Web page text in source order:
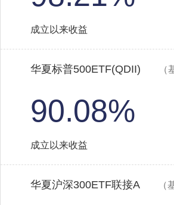
成立以来收益
华夏标普500ETF(QDII) （
90.08%
成立以来收益
华夏沪深300ETF联接A （